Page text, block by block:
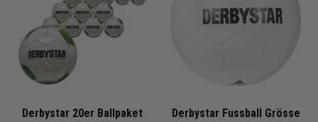
Derbystar 20er Ballpaket
Derbystar Fussball Grösse